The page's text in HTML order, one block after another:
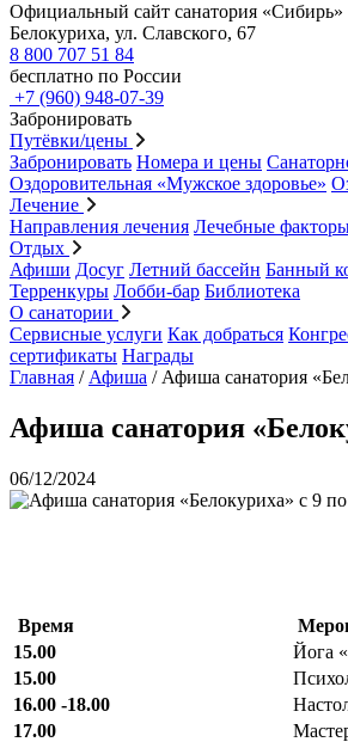
Официальный сайт санатория «Сибирь»
Белокуриха, ул. Славского, 67
8 800 707 51 84
бесплатно по России
+7 (960) 948-07-39
Забронировать
Путёвки/цены
Забронировать Номера и цены
Оздоровительная «Мужское здоровье»
Лечение
Направления лечения Лечебные
Отдых
Афиши Досуг Летний бассейн Банный
Терренкуры Лобби-бар Библиотека
О санатории
Сервисные услуги Как добраться
сертификаты Награды
Главная / Афиша / Афиша санатория
Афиша санатория
06/12/2024
Время
15.00
Йога
15.00
16.00 -18.00
17.00